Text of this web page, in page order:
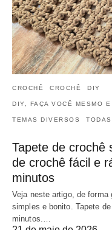
CROCHÊ CROCHÊ DIY
DIY, FAÇA VOCÊ MESMO
TEMAS DIVERSOS
Tapete de crochê
de crochê fácil e
minutos
Veja neste artigo, de
simples e bonito. Tapete
minutos.…